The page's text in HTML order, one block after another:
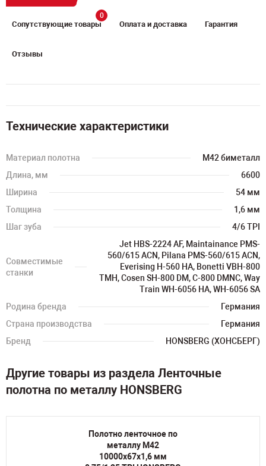
Сопутствующие товары
0
Оплата и доставка Гарантия
Отзывы
Технические характеристики
Материал полотна
M42 биметалл
Длина, мм
6600
Ширина
54 мм
Толщина
1,6 мм
Шаг зуба
4/6 TPI
Совместимые
станки
Jet HBS-2224 AF, Maintainance PMS-
560/615 ACN, Pilana PMS-560/615 ACN,
Everising H-560 HA, Bonetti VBH-800
TMH, Cosen SH-800 DM, C-800 DMNC, Way
Train WH-6056 HA, WH-6056 SA
Родина бренда
Германия
Страна производства
Германия
Бренд
HONSBERG (ХОНСБЕРГ)
Другие товары из раздела Ленточные
полотна по металлу HONSBERG
Полотно ленточное по
металлу M42
10000х67х1,6 мм